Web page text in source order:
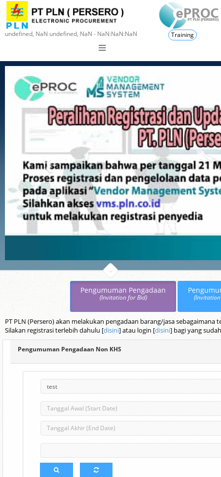
undefined, NaN undefined, NaN - NaN:NaN:NaN Training
Pengumuman Pengadaan
(Invitation for Bid)
PT PLN (Persero) akan melakukan pengadaan barang/jasa
Silakan registrasi terlebih dahulu [disini] atau login [disini] bagi yang
Pengumuman Pengadaan Non KHS